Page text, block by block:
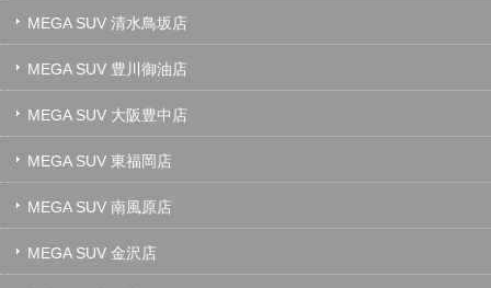
MEGA SUV 清水鳥坂店
MEGA SUV 豊川御油店
MEGA SUV 大阪豊中店
MEGA SUV 東福岡店
MEGA SUV 南風原店
MEGA SUV 金沢店